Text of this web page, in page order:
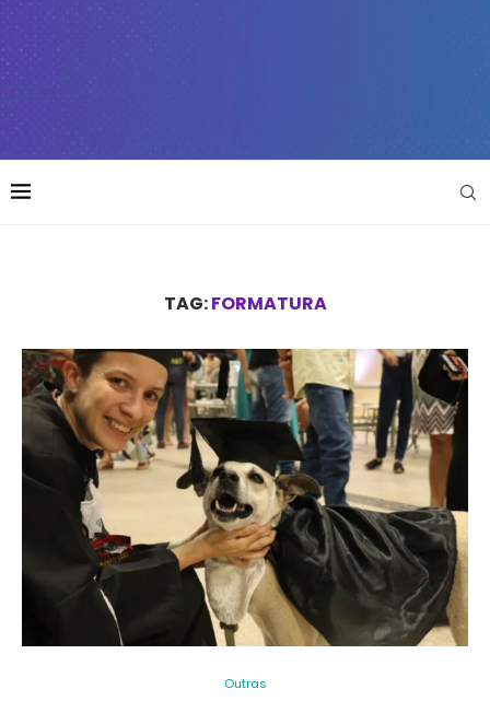
TAG:FORMATURA
Outras